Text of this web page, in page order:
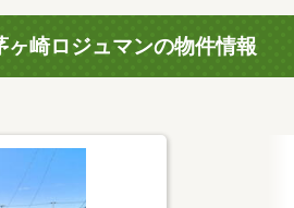
ヶ崎ロジュマンの物件情報